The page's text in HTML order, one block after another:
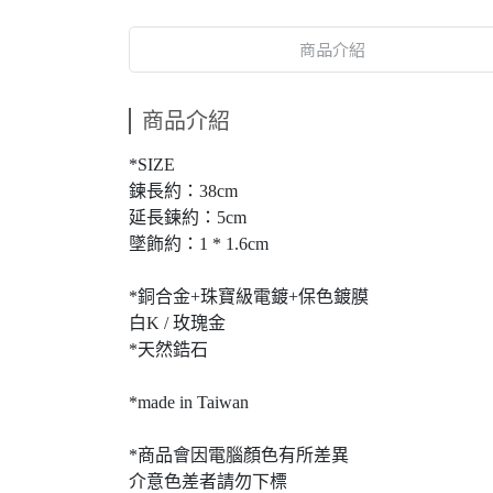
商品介紹
商品介紹
*SIZE
鍊長約：38cm
延長鍊約：5cm
墜飾約：1 * 1.6cm
*銅合金+珠寶級電鍍+保色鍍膜
白K / 玫瑰金
*天然鋯石
*made in Taiwan
*商品會因電腦顏色有所差異
介意色差者請勿下標